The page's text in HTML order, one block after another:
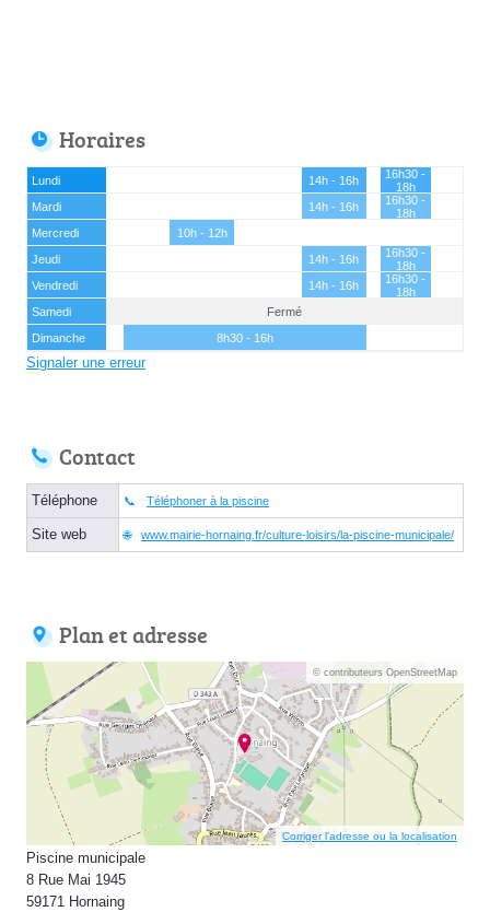
Horaires
Lundi 14h - 16h
16h30 -
18h
Mardi
14h - 16h
16h30 -
18h
Mercredi
10h - 12h
Jeudi
14h - 16h
16h30 -
18h
Vendredi
14h - 16h
16h30 -
18h
Samedi
Fermé
Dimanche
8h30 - 16h
Signaler une erreur
Contact
Téléphone Téléphoner à la piscine
Site web www.mairie-hornaing.fr/culture-loisirs/la-piscine-municipale/
Plan et adresse
© contributeurs OpenStreetMap
Corriger l’adresse ou la localisation
Piscine municipale
8 Rue Mai 1945
59171 Hornaing